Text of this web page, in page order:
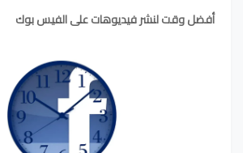
أفضل وقت لنشر فيديوهات على الفيس بوك